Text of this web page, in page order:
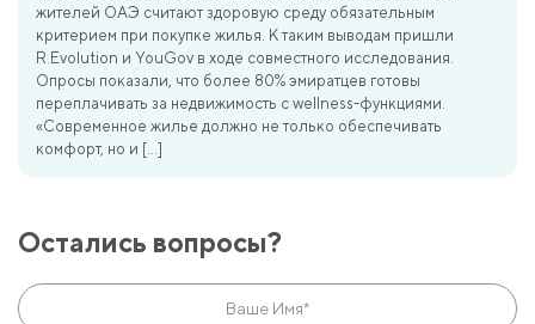
жителей ОАЭ считают здоровую среду обязательным
критерием при покупке жилья. К таким выводам пришли
R.Evolution и YouGov в ходе совместного исследования.
Опросы показали, что более 80% эмиратцев готовы
переплачивать за недвижимость с wellness-функциями.
«Современное жилье должно не только обеспечивать
комфорт, но и […]
Остались вопросы?